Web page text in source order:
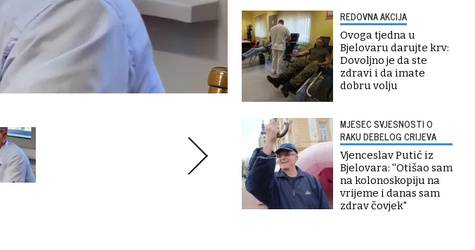
REDOVNA AKCIJA
Ovoga tjedna u
Bjelovaru darujte krv:
Dovoljno je da ste
zdravi i da imate
dobru volju
MJESEC SVJESNOSTI O
RAKU DEBELOG CRIJEVA
Vjenceslav Putić iz
Bjelovara: ''Otišao sam
na kolonoskopiju na
vrijeme i danas sam
zdrav čovjek"